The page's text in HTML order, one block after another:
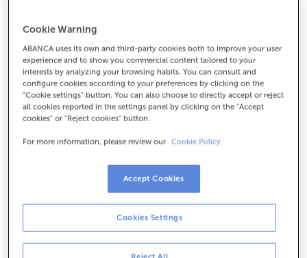
952998014
Com arribar
De dilluns a divendres de8:15 a 14:00.
cita prèviai t'atendrem el dia i hora que
Operacions amb efectiu
Cookie Warning
ABANCA uses its own and third-party cookies both to improve your user
experience and to show you commercial content tailored to your
interests by analyzing your browsing habits. You can consult and
configure cookies according to your preferences by clicking on the
"Cookie settings" button. You can also choose to directly accept or reject
all cookies reported in the settings panel by clicking on the "Accept
cookies" or "Reject cookies" button.
For more information, please review our Cookie Policy.
Cookies Settings
Accept Cookies